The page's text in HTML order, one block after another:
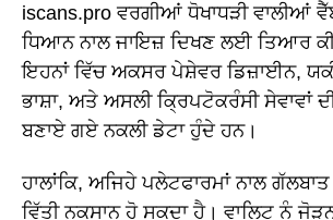
iscans.pro ਵਰਗੀਆਂ ਧੋਖਾਧੜੀ ਵਾਲੀਆਂ
ਧਿਆਨ ਨਾਲ ਜਾਇਜ਼ ਦਿਖਣ ਲਈ ਤਿਆਰ
ਇਹਨਾਂ ਵਿੱਚ ਅਕਸਰ ਪੇਸ਼ੇਵਰ ਡਿਜ਼ਾਈਨ,
ਭਾਸ਼ਾ, ਅਤੇ ਅਸਲੀ ਕ੍ਰਿਪਟੋਕਰੰਸੀ ਸੇਵਾਵਾਂ
ਬਣਾਏ ਗਏ ਨਕਲੀ ਡੇਟਾ ਹੁੰਦੇ ਹਨ।
ਹਾਲਾਂਕਿ, ਅਜਿਹੇ ਪਲੇਟਫਾਰਮਾਂ ਨਾਲ
ਵਿੱਤੀ ਨੁਕਸਾਨ ਹੋ ਸਕਦਾ ਹੈ। ਵਾਲਿਟ ਨੂੰ